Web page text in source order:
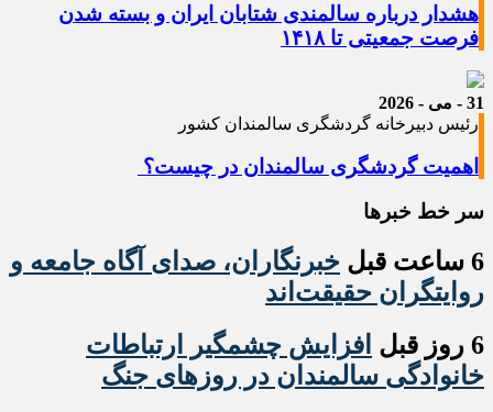
هشدار درباره سالمندی شتابان ایران و بسته شدن
فرصت جمعیتی تا ۱۴۱۸
31 - می - 2026
رئیس دبیرخانه گردشگری سالمندان کشور
اهمیت گردشگری سالمندان در چیست؟
سر خط خبرها
6 ساعت قبل
خبرنگاران، صدای آگاه جامعه و
روایتگران حقیقت‌اند
6 روز قبل
افزایش چشمگیر ارتباطات
خانوادگی سالمندان در روزهای جنگ